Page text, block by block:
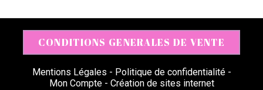
CONDITIONS GENERALES DE VENTE
Mentions Légales
Politique de confidentialité
Mon Compte
Création de sites internet